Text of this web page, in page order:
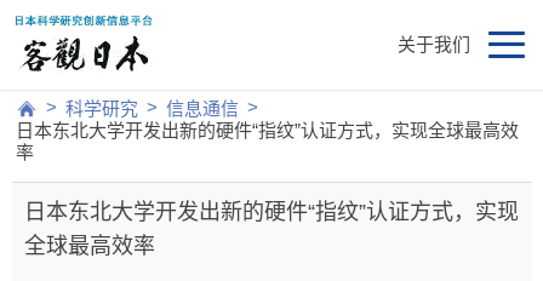
关于我们
> 科学研究 > 信息通信 >
日本东北大学开发出新的硬件“指纹”认证方式，实现全球最高效
率
日本东北大学开发出新的硬件“指纹”认证方式，实现
全球最高效率